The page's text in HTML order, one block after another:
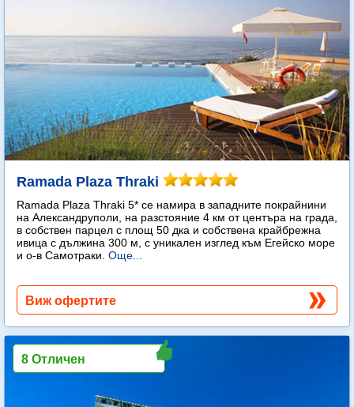
Ramada Plaza Thraki
Ramada Plaza Thraki 5* се намира в западните покрайнини
на Александруполи, на разстояние 4 км от центъра на града,
в собствен парцел с площ 50 дка и собствена крайбрежна
ивица с дължина 300 м, с уникален изглед към Егейско море
и о-в Самотраки. Още...
Виж офертите
8 Отличен